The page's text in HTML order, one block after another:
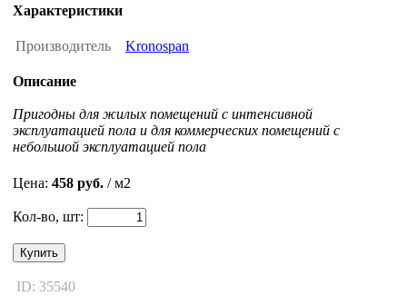
Характеристики
Производитель Kronospan
Описание
Пригодны для жилых помещений с интенсивной
эксплуатацией пола и для коммерческих помещений с
небольшой эксплуатацией пола
Цена: 458 руб. / м2
Кол-во, шт:
Купить
ID: 35540